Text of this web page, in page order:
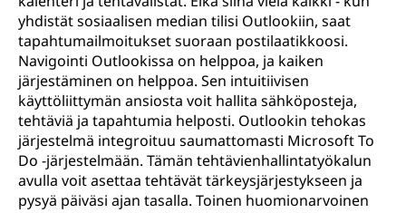
yhdistät sosiaalisen median tilisi Outlookiin, saat
tapahtumailmoitukset suoraan postilaatikkoosi.
Navigointi Outlookissa on helppoa, ja kaiken
järjestäminen on helppoa. Sen intuitiivisen
käyttöliittymän ansiosta voit hallita sähköposteja,
tehtäviä ja tapahtumia helposti. Outlookin tehokas
järjestelmä integroituu saumattomasti Microsoft To
Do -järjestelmään. Tämän tehtävienhallintatyökalun
avulla voit asettaa tehtävät tärkeysjärjestykseen ja
pysyä päiväsi ajan tasalla. Toinen huomionarvoinen